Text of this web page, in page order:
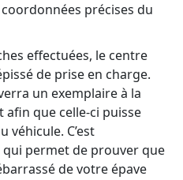
précises du
effectuées, le centre
de prise en charge.
un exemplaire à la
que celle-ci puisse
véhicule. C’est
permet de prouver que
de votre épave